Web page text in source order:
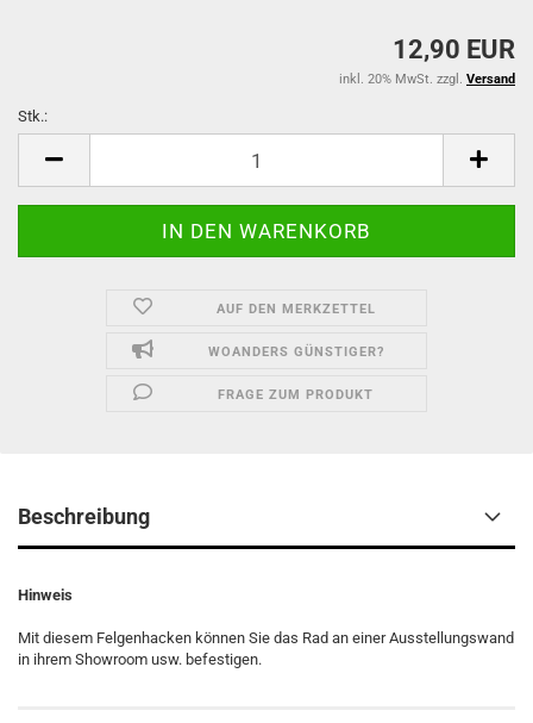
12,90 EUR
inkl. 20% MwSt. zzgl. Versand
Stk.:
AUF DEN MERKZETTEL
WOANDERS GÜNSTIGER?
FRAGE ZUM PRODUKT
Beschreibung
Hinweis
Mit diesem Felgenhacken können Sie das Rad an einer Ausstellungswand
in ihrem Showroom usw. befestigen.